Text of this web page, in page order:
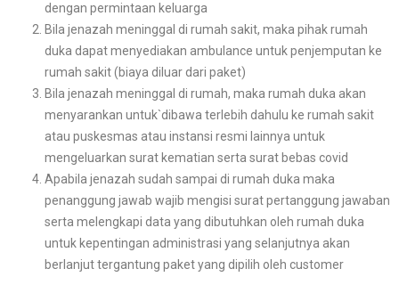
dengan permintaan keluarga
Bila jenazah meninggal di rumah sakit, maka pihak rumah
duka dapat menyediakan ambulance untuk penjemputan ke
rumah sakit (biaya diluar dari paket)
Bila jenazah meninggal di rumah, maka rumah duka akan
menyarankan untuk`dibawa terlebih dahulu ke rumah sakit
atau puskesmas atau instansi resmi lainnya untuk
mengeluarkan surat kematian serta surat bebas covid
Apabila jenazah sudah sampai di rumah duka maka
penanggung jawab wajib mengisi surat pertanggung jawaban
serta melengkapi data yang dibutuhkan oleh rumah duka
untuk kepentingan administrasi yang selanjutnya akan
berlanjut tergantung paket yang dipilih oleh customer